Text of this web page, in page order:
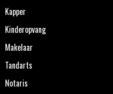
Kapper
Kinderopvang
Makelaar
Tandarts
Notaris